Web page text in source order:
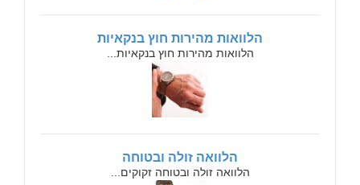
הלוואות מהירות חוץ בנקאיות
הלוואות מהירות חוץ בנקאיות...
הלוואה זולה ובטוחה
הלוואה זולה ובטוחה זקוקים...